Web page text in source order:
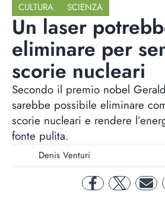
CULTURA SCIENZA
Un laser
eliminare per
scorie nucleari
Secondo il premio nobel
sarebbe possibile eliminare
scorie nucleari e rendere
fonte pulita.
Denis Venturi
facebooktwitter mail